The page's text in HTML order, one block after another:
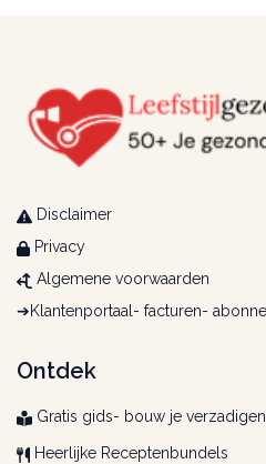
Disclaimer
Privacy
Algemene voorwaarden
➔Klantenportaal- facturen-
Ontdek
Gratis gids- bouw je
Heerlijke Receptenbundels